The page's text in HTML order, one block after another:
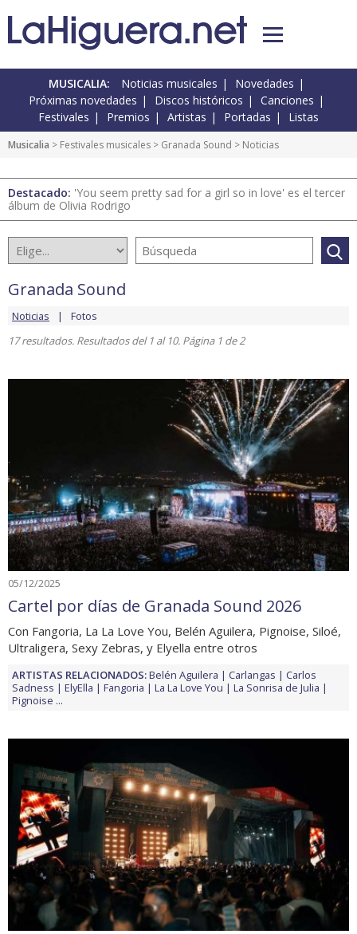
MUSICALIA: Noticias musicales
Novedades
Próximas novedades
Discos históricos
Canciones
Festivales
Premios Artistas Portadas Listas
Musicalia > Festivales musicales > Granada Sound > Noticias
Destacado: 'You seem pretty sad for a girl so in love' es el tercer
álbum de Olivia Rodrigo
Granada Sound
Noticias
Fotos
17 resultados. Resultados del 1 al 10. Página 1 de 2
05/12/2025
Cartel por días de Granada Sound 2026
Con Fangoria, La La Love You, Belén Aguilera, Pignoise, Siloé,
Ultraligera, Sexy Zebras, y Elyella entre otros
ARTISTAS RELACIONADOS:Belén Aguilera Carlangas
Carlos
Sadness
ElyElla Fangoria La La Love You
La Sonrisa de Julia
Pignoise ...